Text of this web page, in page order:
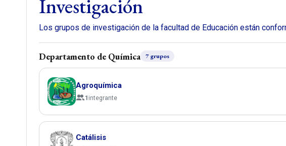
Investigación
Los grupos de investigación de la facultad de Educación están
Departamento de Química 7 grupos
Agroquímica
1 integrante
Catálisis